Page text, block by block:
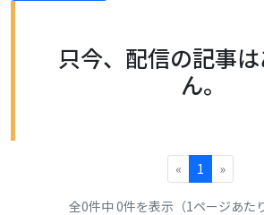
只今、配信の記事
ん。
« 1 »
全0件中 0件を表示（1ページあた